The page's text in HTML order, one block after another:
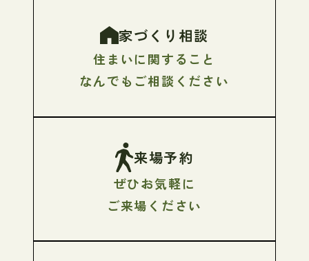
家づくり相談
住まいに関すること
なんでもご相談ください
来場予約
ぜひお気軽に
ご来場ください